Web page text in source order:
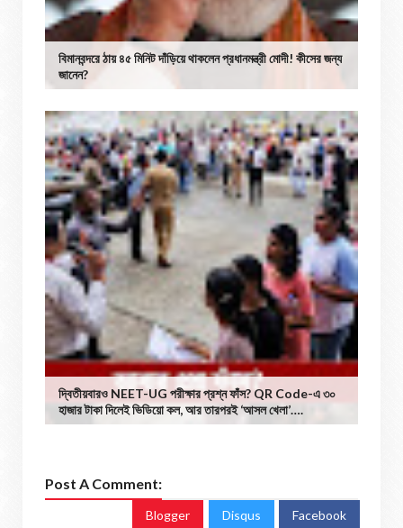
বিমানবন্দরে ঠায় ৪৫ মিনিট দাঁড়িয়ে থাকলেন প্রধানমন্ত্রী মোদী! কীসের জন্য
জানেন?
দ্বিতীয়বারও NEET-UG পরীক্ষার প্রশ্ন ফাঁস? QR Code-এ ৩০
হাজার টাকা দিলেই ভিডিয়ো কল, আর তারপরই ‘আসল খেলা’….
Post A Comment:
Blogger Disqus Facebook